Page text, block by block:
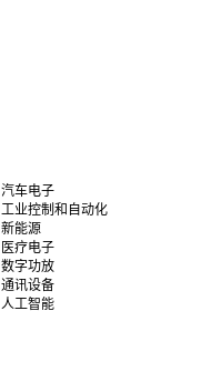
汽车电子
工业控制和自动化
新能源
医疗电子
数字功放
通讯设备
人工智能